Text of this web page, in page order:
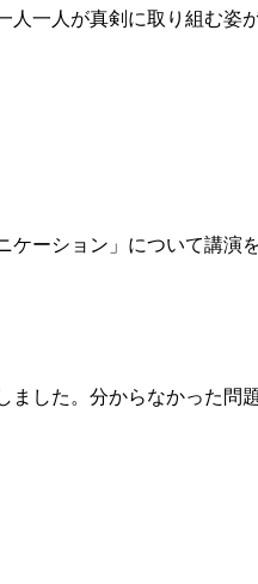
一人が真剣に取り組む姿
ーション」について講演
した。分からなかった問